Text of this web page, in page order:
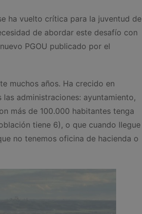
ha vuelto crítica para la juventud de
de abordar este desafío con
PGOU publicado por el
muchos años. Ha crecido en
administraciones: ayuntamiento,
más de 100.000 habitantes tenga
tiene 6), o que cuando llegue
no tenemos oficina de hacienda o